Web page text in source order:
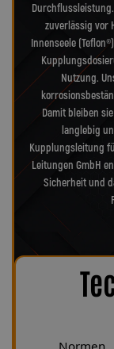
zuverlässig vor
Innenseele
Nutzung.
Damit bleiben
langlebig
Kupplungsleitung
Leitungen GmbH
Sicherheit und
Normen